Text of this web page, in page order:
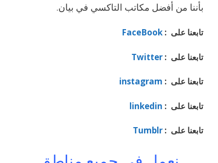
بأننا من أفضل مكاتب التاكسي في بيان.
تابعنا على : FaceBook
تابعنا على : Twitter
تابعنا على : instagram
تابعنا على : linkedin
تابعنا على : Tumblr